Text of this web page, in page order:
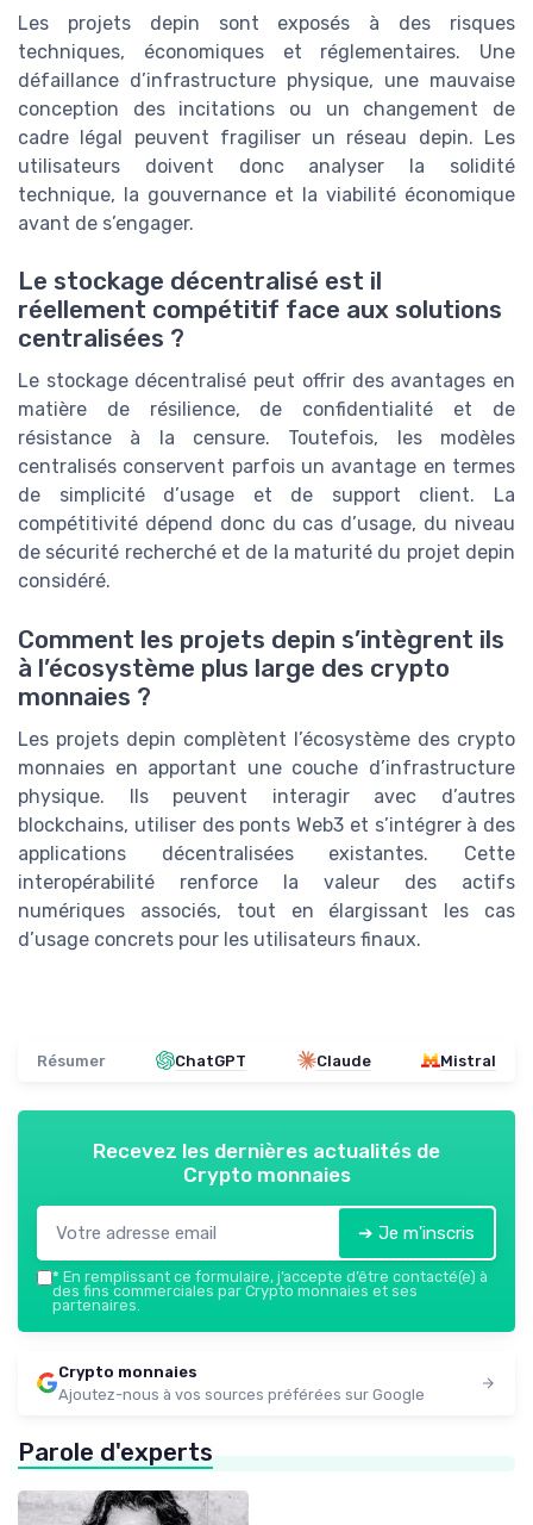
Les projets depin sont exposés à des risques
techniques, économiques et réglementaires. Une
défaillance d’infrastructure physique, une mauvaise
conception des incitations ou un changement de
cadre légal peuvent fragiliser un réseau depin. Les
utilisateurs doivent donc analyser la solidité
technique, la gouvernance et la viabilité économique
avant de s’engager.
Le stockage décentralisé est il
réellement compétitif face aux solutions
centralisées ?
Le stockage décentralisé peut offrir des avantages en
matière de résilience, de confidentialité et de
résistance à la censure. Toutefois, les modèles
centralisés conservent parfois un avantage en termes
de simplicité d’usage et de support client. La
compétitivité dépend donc du cas d’usage, du niveau
de sécurité recherché et de la maturité du projet depin
considéré.
Comment les projets depin s’intègrent ils
à l’écosystème plus large des crypto
monnaies ?
Les projets depin complètent l’écosystème des crypto
monnaies en apportant une couche d’infrastructure
physique. Ils peuvent interagir avec d’autres
blockchains, utiliser des ponts Web3 et s’intégrer à des
applications décentralisées existantes. Cette
interopérabilité renforce la valeur des actifs
numériques associés, tout en élargissant les cas
d’usage concrets pour les utilisateurs finaux.
Résumer ChatGPT Claude Mistral
Recevez les dernières actualités de
Crypto monnaies
➔ Je m'inscris
* En remplissant ce formulaire, j’accepte d’être contacté(e) à
des fins commerciales par Crypto monnaies et ses
partenaires.
Crypto monnaies
Ajoutez-nous à vos sources préférées sur Google
Parole d'experts